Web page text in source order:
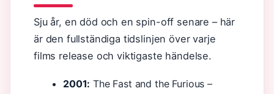
Sju år, en död och en spin-off senare – här
är den fullständiga tidslinjen över varje
films release och viktigaste händelse.
2001: The Fast and the Furious –